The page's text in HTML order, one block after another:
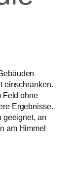
einschränken.
Feld ohne
Ergebnisse.
geeignet, an
am Himmel